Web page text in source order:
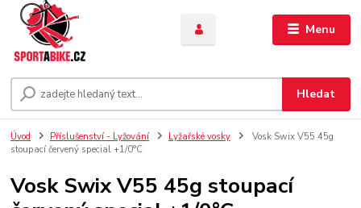
Menu
Hledat
Úvod Příslušenství - Lyžování Lyžařské vosky
Vosk Swix V55 45g
stoupací červený special +1/0°C
Vosk Swix V55 45g stoupací